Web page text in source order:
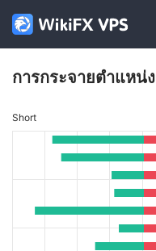
การกระจายตำแหน่ง
Short